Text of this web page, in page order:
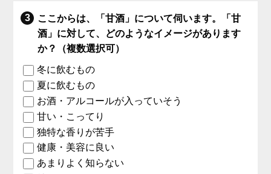
ここからは、「甘酒」について伺います。「甘
酒」に対して、どのようなイメージがあります
か？（複数選択可）
冬に飲むもの
夏に飲むもの
お酒・アルコールが入っていそう
甘い・こってり
独特な香りが苦手
健康・美容に良い
あまりよく知らない